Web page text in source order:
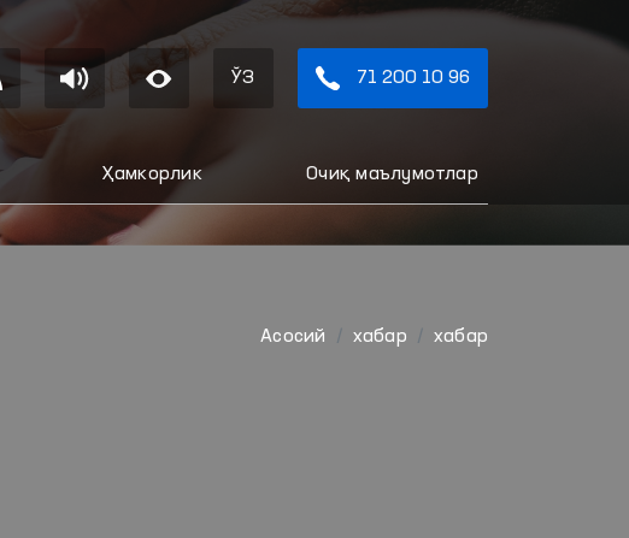
ЎЗ 71 200 10 96
Ҳамкорлик Очиқ маълумотлар
Aсосий хабар хабар